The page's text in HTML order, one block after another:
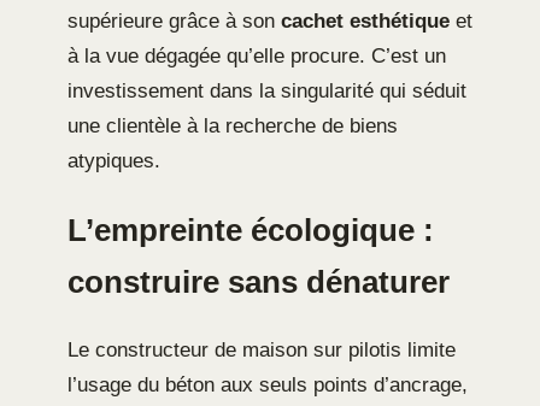
supérieure grâce à son cachet esthétique et
à la vue dégagée qu’elle procure. C’est un
investissement dans la singularité qui séduit
une clientèle à la recherche de biens
atypiques.
L’empreinte écologique :
construire sans dénaturer
Le constructeur de maison sur pilotis limite
l’usage du béton aux seuls points d’ancrage,